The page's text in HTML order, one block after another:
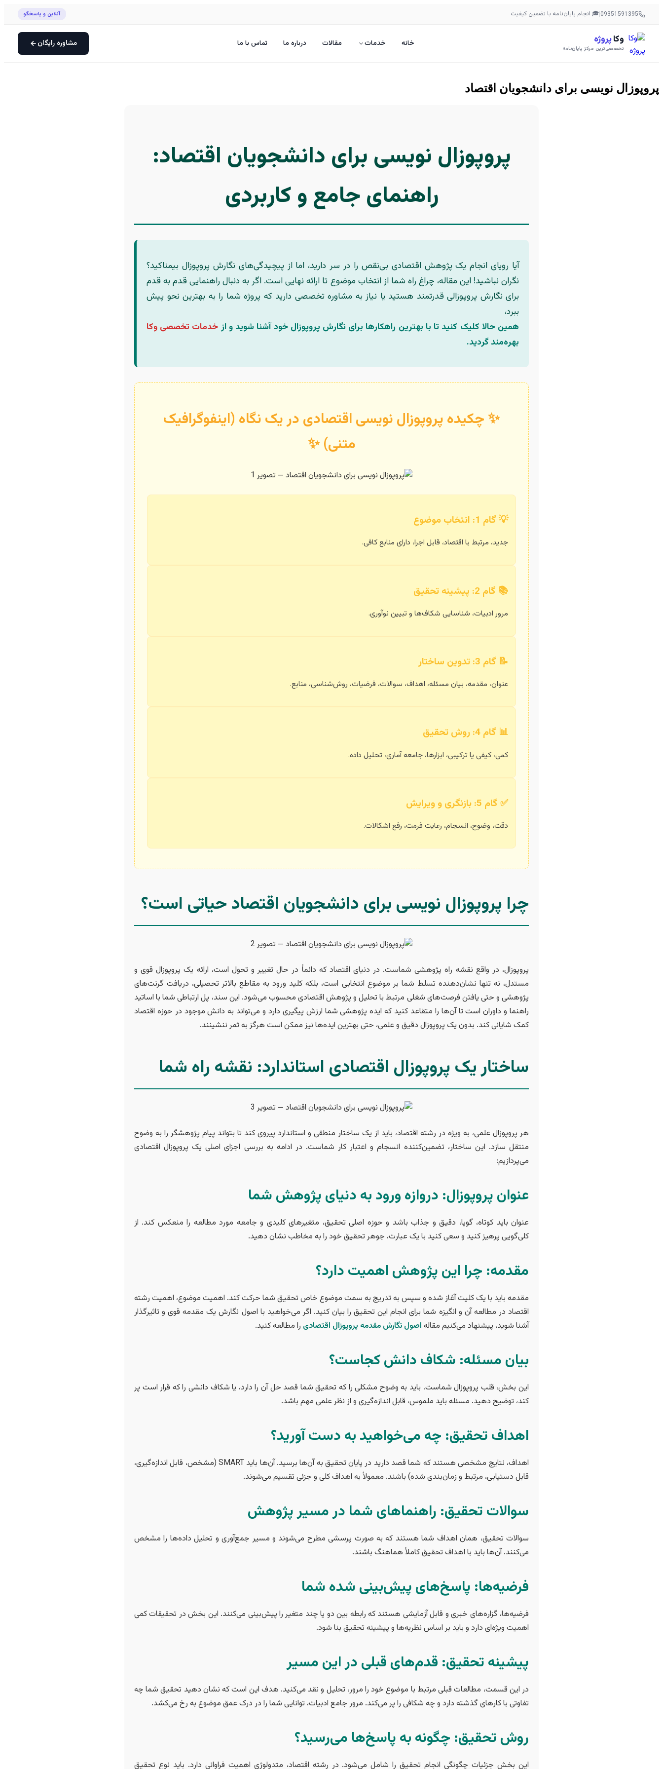
09351591395
|🎓 انجام پایان‌نامه با تضمین کیفیت آنلاین و پاسخگو
وکاپروژه
تخصصی‌ترین مرکز پایان‌نامه خانه خدمات مقالات درباره ما تماس با ما مشاوره رایگان
پروپوزال نویسی برای دانشجویان اقتصاد
پروپوزال نویسی برای دانشجویان اقتصاد:
راهنمای جامع و کاربردی
آیا رویای انجام یک پژوهش اقتصادی بی‌نقص را در سر دارید، اما از پیچیدگی‌های نگارش پروپوزال بیمناکید؟
نگران نباشید! این مقاله، چراغ راه شما از انتخاب موضوع تا ارائه نهایی است. اگر به دنبال راهنمایی قدم به قدم
برای نگارش پروپوزالی قدرتمند هستید یا نیاز به مشاوره تخصصی دارید که پروژه شما را به بهترین نحو پیش
ببرد،
همین حالا کلیک کنید تا با بهترین راهکارها برای نگارش پروپوزال خود آشنا شوید و از خدمات تخصصی وکا
بهره‌مند گردید.
✨ چکیده پروپوزال نویسی اقتصادی در یک نگاه (اینفوگرافیک
متنی) ✨
💡 گام 1: انتخاب موضوع
جدید، مرتبط با اقتصاد، قابل اجرا، دارای منابع کافی.
📚 گام 2: پیشینه تحقیق
مرور ادبیات، شناسایی شکاف‌ها و تبیین نوآوری.
📝 گام 3: تدوین ساختار
عنوان، مقدمه، بیان مسئله، اهداف، سوالات، فرضیات، روش‌شناسی، منابع.
📊 گام 4: روش تحقیق
کمی، کیفی یا ترکیبی، ابزارها، جامعه آماری، تحلیل داده.
✅ گام 5: بازنگری و ویرایش
دقت، وضوح، انسجام، رعایت فرمت، رفع اشکالات.
چرا پروپوزال نویسی برای دانشجویان اقتصاد حیاتی است؟
پروپوزال، در واقع نقشه راه پژوهشی شماست. در دنیای اقتصاد که دائماً در حال تغییر و تحول است، ارائه یک پروپوزال قوی و
مستدل، نه تنها نشان‌دهنده تسلط شما بر موضوع انتخابی است، بلکه کلید ورود به مقاطع بالاتر تحصیلی، دریافت گرنت‌های
پژوهشی و حتی یافتن فرصت‌های شغلی مرتبط با تحلیل و پژوهش اقتصادی محسوب می‌شود. این سند، پل ارتباطی شما با اساتید
راهنما و داوران است تا آن‌ها را متقاعد کنید که ایده پژوهشی شما ارزش پیگیری دارد و می‌تواند به دانش موجود در حوزه اقتصاد
کمک شایانی کند. بدون یک پروپوزال دقیق و علمی، حتی بهترین ایده‌ها نیز ممکن است هرگز به ثمر ننشینند.
ساختار یک پروپوزال اقتصادی استاندارد: نقشه راه شما
هر پروپوزال علمی، به ویژه در رشته اقتصاد، باید از یک ساختار منطقی و استاندارد پیروی کند تا بتواند پیام پژوهشگر را به وضوح
منتقل سازد. این ساختار، تضمین‌کننده انسجام و اعتبار کار شماست. در ادامه به بررسی اجزای اصلی یک پروپوزال اقتصادی
می‌پردازیم:
عنوان پروپوزال: دروازه ورود به دنیای پژوهش شما
عنوان باید کوتاه، گویا، دقیق و جذاب باشد و حوزه اصلی تحقیق، متغیرهای کلیدی و جامعه مورد مطالعه را منعکس کند. از
کلی‌گویی پرهیز کنید و سعی کنید با یک عبارت، جوهر تحقیق خود را به مخاطب نشان دهید.
مقدمه: چرا این پژوهش اهمیت دارد؟
مقدمه باید با یک کلیت آغاز شده و سپس به تدریج به سمت موضوع خاص تحقیق شما حرکت کند. اهمیت موضوع، اهمیت رشته
اقتصاد در مطالعه آن و انگیزه شما برای انجام این تحقیق را بیان کنید. اگر می‌خواهید با اصول نگارش یک مقدمه قوی و تاثیرگذار
آشنا شوید، پیشنهاد می‌کنیم مقاله اصول نگارش مقدمه پروپوزال اقتصادی را مطالعه کنید.
بیان مسئله: شکاف دانش کجاست؟
این بخش، قلب پروپوزال شماست. باید به وضوح مشکلی را که تحقیق شما قصد حل آن را دارد، یا شکاف دانشی را که قرار است پر
کند، توضیح دهید. مسئله باید ملموس، قابل اندازه‌گیری و از نظر علمی مهم باشد.
اهداف تحقیق: چه می‌خواهید به دست آورید؟
اهداف، نتایج مشخصی هستند که شما قصد دارید در پایان تحقیق به آن‌ها برسید. آن‌ها باید SMART (مشخص، قابل اندازه‌گیری،
قابل دستیابی، مرتبط و زمان‌بندی شده) باشند. معمولاً به اهداف کلی و جزئی تقسیم می‌شوند.
سوالات تحقیق: راهنماهای شما در مسیر پژوهش
سوالات تحقیق، همان اهداف شما هستند که به صورت پرسشی مطرح می‌شوند و مسیر جمع‌آوری و تحلیل داده‌ها را مشخص
می‌کنند. آن‌ها باید با اهداف تحقیق کاملاً هماهنگ باشند.
فرضیه‌ها: پاسخ‌های پیش‌بینی شده شما
فرضیه‌ها، گزاره‌های خبری و قابل آزمایشی هستند که رابطه بین دو یا چند متغیر را پیش‌بینی می‌کنند. این بخش در تحقیقات کمی
اهمیت ویژه‌ای دارد و باید بر اساس نظریه‌ها و پیشینه تحقیق بنا شود.
پیشینه تحقیق: قدم‌های قبلی در این مسیر
در این قسمت، مطالعات قبلی مرتبط با موضوع خود را مرور، تحلیل و نقد می‌کنید. هدف این است که نشان دهید تحقیق شما چه
تفاوتی با کارهای گذشته دارد و چه شکافی را پر می‌کند. مرور جامع ادبیات، توانایی شما را در درک عمق موضوع به رخ می‌کشد.
روش تحقیق: چگونه به پاسخ‌ها می‌رسید؟
این بخش جزئیات چگونگی انجام تحقیق را شامل می‌شود. در رشته اقتصاد، متدولوژی اهمیت فراوانی دارد. باید نوع تحقیق